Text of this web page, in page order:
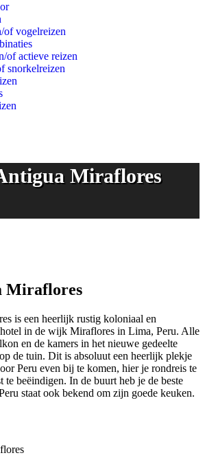
of vogelreizen
of actieve reizen
snorkelreizen
Miraflores
Miraflores
is een heerlijk rustig koloniaal en
in de wijk Miraflores in Lima, Peru. Alle
en de kamers in het nieuwe gedeelte
de tuin. Dit is absoluut een heerlijk plekje
Peru even bij te komen, hier je rondreis te
te beëindigen. In de buurt heb je de beste
staat ook bekend om zijn goede keuken.